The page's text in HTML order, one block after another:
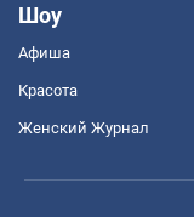
Шоу
Афиша
Красота
Женский Журнал